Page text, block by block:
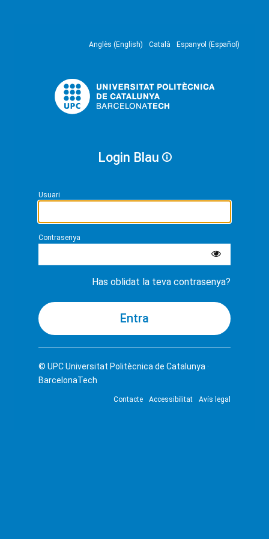
Anglès (English) Català Espanyol (Español)
Login Blau
Usuari
Contrasenya
Has oblidat la teva contrasenya?
© UPCUniversitat Politècnica de Catalunya ·
BarcelonaTech
Contacte Accessibilitat Avís legal